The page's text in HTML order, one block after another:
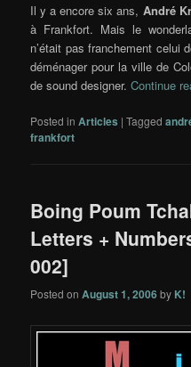
Il y a encore six ans, André
à Frankfort. Mais le
n’était pas franchement celui
déménager pour la ville de
de sound designer.Continue
Posted in Articles |Tagged
frankfort
Boing Poum
Letters +
002]
Posted onAugust 1, 2006 by K!